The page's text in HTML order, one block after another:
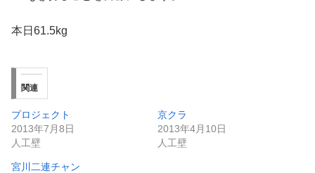
本日61.5kg
関連
プロジェクト
2013年7月8日
人工壁
京クラ
2013年4月10日
人工壁
宮川二連チャン